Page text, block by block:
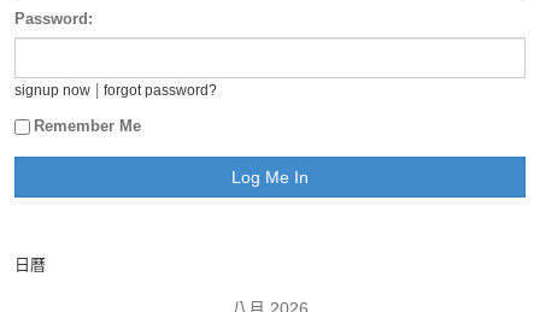
Password:
signup now forgot password?
Remember Me
日曆